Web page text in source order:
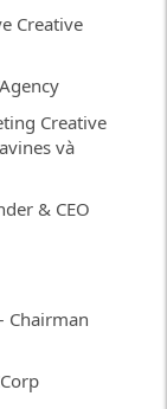
Creative
Creative
và
& CEO
Chairman